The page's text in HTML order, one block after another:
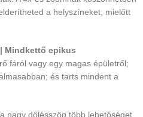
a helyszíneket; mielőtt
Mindkettő epikus
fáról vagy egy magas épületről;
és tarts mindent a
nagy dőlésszög több lehetőséget